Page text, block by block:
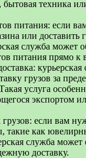
бытовая техника
питания: если
или доставить
служба может
питания прямо к
грузов за
услуга
экспортом
если вам
такие как
служба может
доставку.